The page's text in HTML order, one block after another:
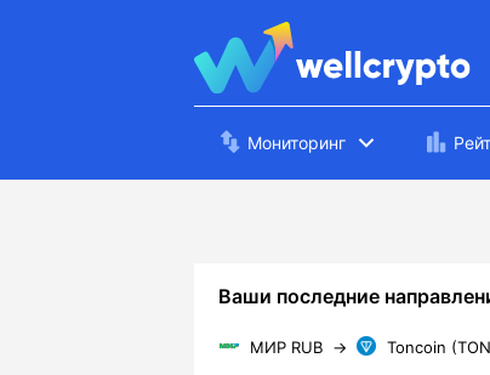
Мониторинг
Ваши последние
МИР RUB → Toncoin